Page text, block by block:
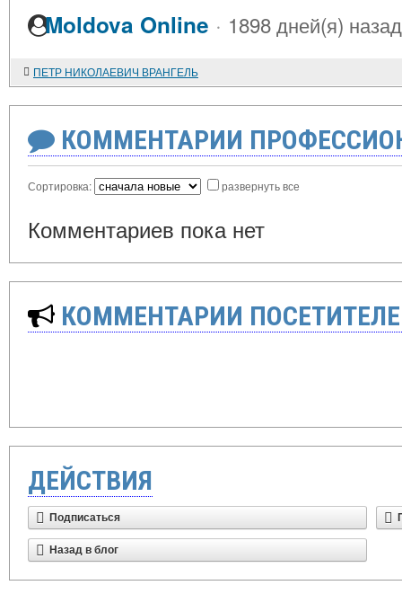
Moldova Online · 1898 дней(я) назад
ПЕТР НИКОЛАЕВИЧ ВРАНГЕЛЬ
КОММЕНТАРИИ
Сортировка: развернуть все
Комментариев пока нет
КОММЕНТАРИИ
ДЕЙСТВИЯ
Подписаться
Назад в блог